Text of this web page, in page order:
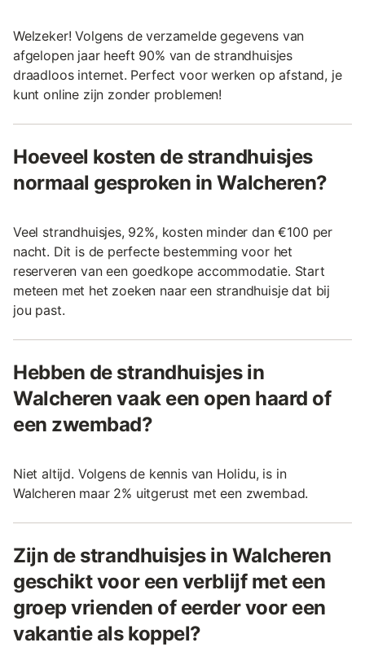
Welzeker! Volgens de verzamelde gegevens van
afgelopen jaar heeft 90% van de strandhuisjes
draadloos internet. Perfect voor werken op afstand, je
kunt online zijn zonder problemen!
Hoeveel kosten de strandhuisjes
normaal gesproken in Walcheren?
Veel strandhuisjes, 92%, kosten minder dan €100 per
nacht. Dit is de perfecte bestemming voor het
reserveren van een goedkope accommodatie. Start
meteen met het zoeken naar een strandhuisje dat bij
jou past.
Hebben de strandhuisjes in
Walcheren vaak een open haard of
een zwembad?
Niet altijd. Volgens de kennis van Holidu, is in
Walcheren maar 2% uitgerust met een zwembad.
Zijn de strandhuisjes in Walcheren
geschikt voor een verblijf met een
groep vrienden of eerder voor een
vakantie als koppel?